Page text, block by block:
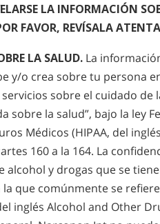
LA INFORMACIÓN
FAVOR, REVÍSALA
LA SALUD. La
y/o crea sobre tu persona
sobre el cuidado de
la salud”, bajo la ley
Médicos (HIPAA, del
160 a la 164. La
y drogas que se
que comúnmente se
inglés Alcohol and Other